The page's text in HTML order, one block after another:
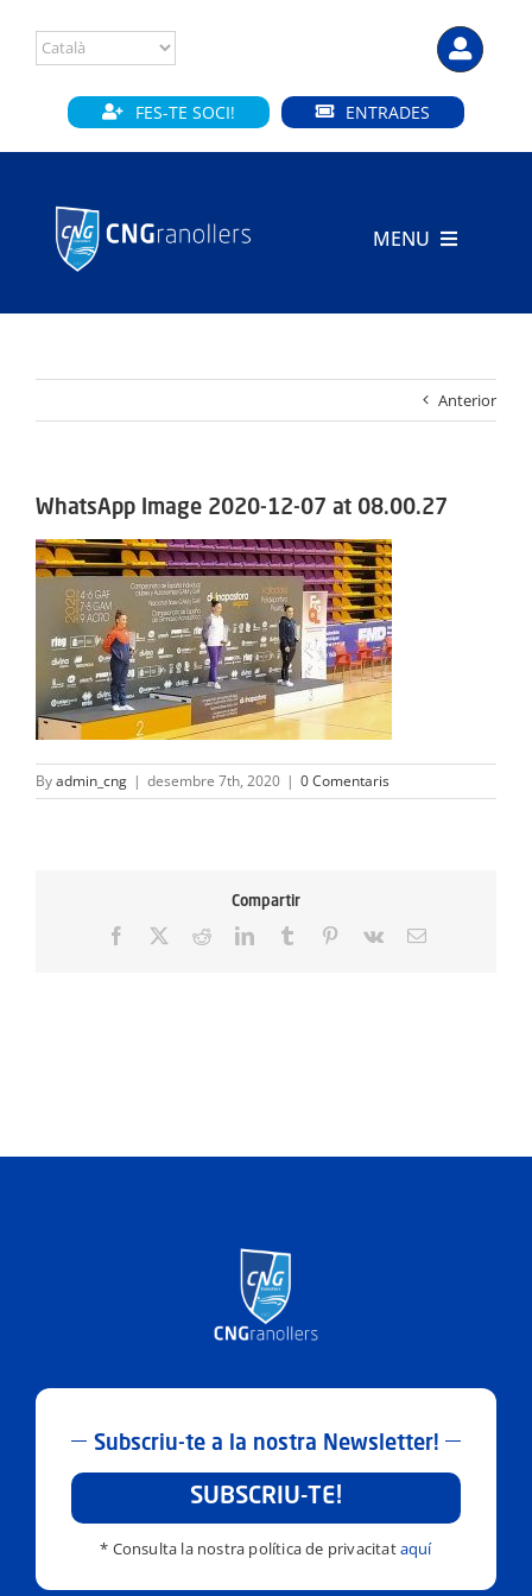
content
FES-TE SOCI! ENTRADES
MENU
SECCIONS
ACTIVITATS
SERVEIS
INFANTS
BLOG
EMPRESES
TREBALLA AMB NOSALTRES!
Anterior
WhatsApp Image 2020-12-07 at 08.00.27
Byadmin_cng | desembre 7th, 2020 | 0 Comentaris
Compartir
Facebook RedditLinkedInTumblr Pinterest
Vk Email:
Subscriu-te a la nostra Newsletter!
SUBSCRIU-TE!
* Consulta la nostra política de privacitataquí